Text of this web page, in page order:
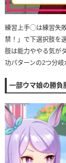
練習上手◯は練習失
禁！」で下選択肢を
肢は能力ややる気が
功パターンの2つ分岐
一部ウマ娘の勝負